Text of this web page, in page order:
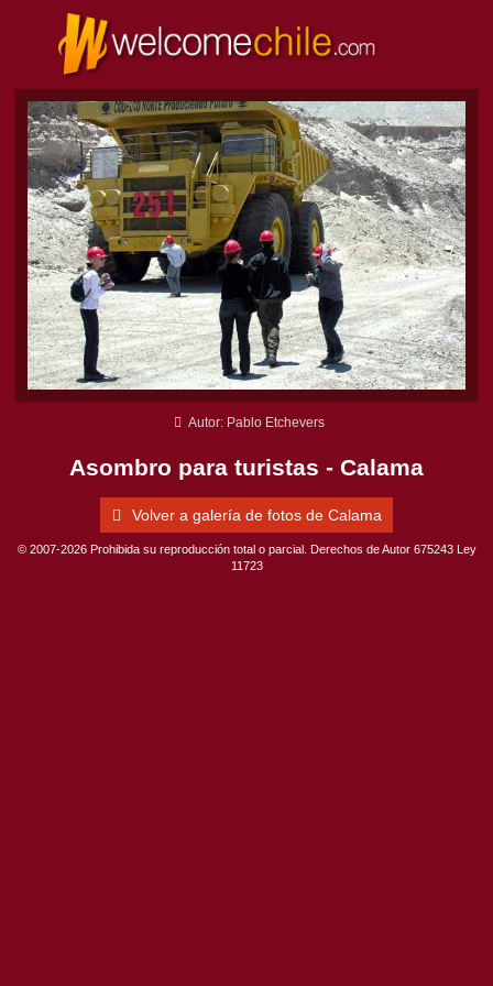
Autor: Pablo Etchevers
Asombro para turistas - Calama
Volver a galería de fotos de Calama
© 2007-2026 Prohibida su reproducción total o parcial. Derechos de Autor 675243 Ley
11723